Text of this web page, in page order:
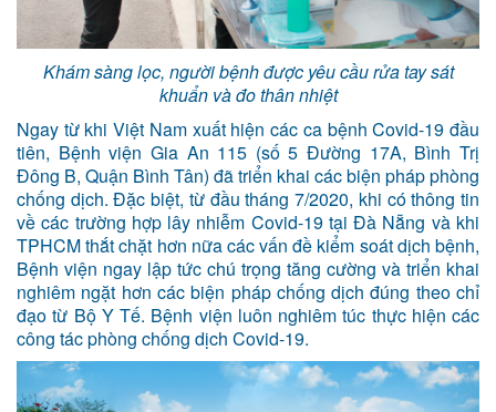
Khám sàng lọc, người bệnh được yêu cầu rửa tay sát
khuẩn và đo thân nhiệt
Ngay từ khi Việt Nam xuất hiện các ca bệnh Covid-19 đầu
tiên, Bệnh viện Gia An 115 (số 5 Đường 17A, Bình Trị
Đông B, Quận Bình Tân) đã triển khai các biện pháp phòng
chống dịch. Đặc biệt, từ đầu tháng 7/2020, khi có thông tin
về các trường hợp lây nhiễm Covid-19 tại Đà Nẵng và khi
TPHCM thắt chặt hơn nữa các vấn đề kiểm soát dịch bệnh,
Bệnh viện ngay lập tức chú trọng tăng cường và triển khai
nghiêm ngặt hơn các biện pháp chống dịch đúng theo chỉ
đạo từ Bộ Y Tế. Bệnh viện luôn nghiêm túc thực hiện các
công tác phòng chống dịch Covid-19.